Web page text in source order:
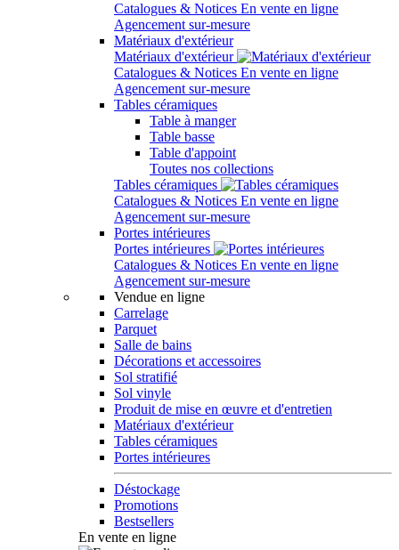
Catalogues & Notices En vente en ligne
Agencement sur-mesure
Matériaux d'extérieur
Matériaux d'extérieur
Catalogues & Notices En vente en ligne
Agencement sur-mesure
Tables céramiques
Table à manger
Table basse
Table d'appoint
Toutes nos collections
Tables céramiques
Catalogues & Notices En vente en ligne
Agencement sur-mesure
Portes intérieures
Portes intérieures
Catalogues & Notices En vente en ligne
Agencement sur-mesure
Vendue en ligne
Carrelage
Parquet
Salle de bains
Décorations et accessoires
Sol stratifié
Sol vinyle
Produit de mise en œuvre et d'entretien
Matériaux d'extérieur
Tables céramiques
Portes intérieures
Déstockage
Promotions
Bestsellers
En vente en ligne